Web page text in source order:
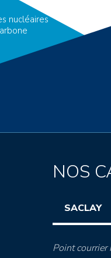
nucléaires
NOS
SACLAY
Point courrier